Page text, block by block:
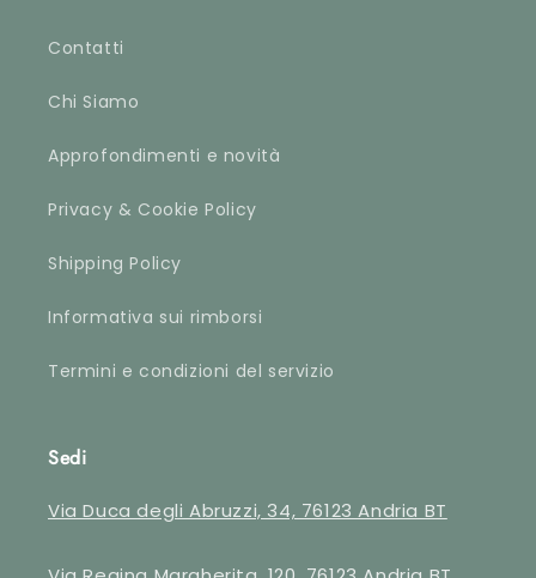
Contatti
Chi Siamo
Approfondimenti e novità
Privacy & Cookie Policy
Shipping Policy
Informativa sui rimborsi
Termini e condizioni del servizio
Sedi
Via Duca degli Abruzzi, 34, 76123 Andria BT